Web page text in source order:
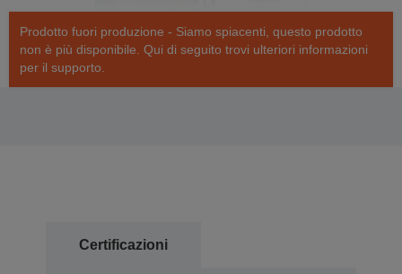
Prodotto fuori produzione - Siamo spiacenti, questo prodotto
non è più disponibile. Qui di seguito trovi ulteriori informazioni
per il supporto.
Certificazioni